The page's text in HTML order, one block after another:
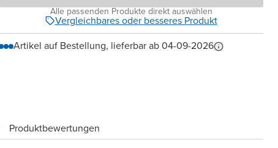
Alle passenden Produkte direkt auswählen
Vergleichbares oder besseres Produkt
Artikel auf Bestellung, lieferbar ab 04-09-2026
Produktbewertungen